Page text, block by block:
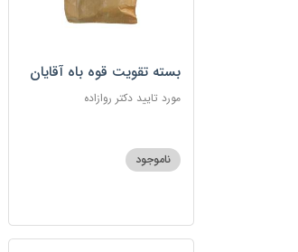
بسته تقویت قوه باه آقایان
مورد تایید دکتر روازاده
ناموجود